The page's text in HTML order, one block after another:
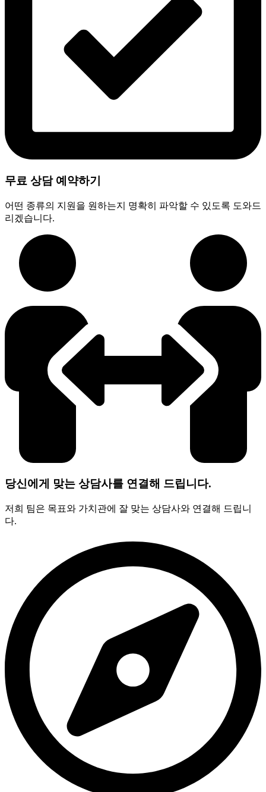
무료 상담 예약하기
어떤 종류의 지원을 원하는지 명확히 파악할 수 있도록 도와드
리겠습니다.
당신에게 맞는 상담사를 연결해 드립니다.
저희 팀은 목표와 가치관에 잘 맞는 상담사와 연결해 드립니
다.